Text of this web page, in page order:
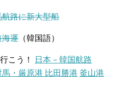
路に新大型船
海運（韓国語）
こう！
日本－韓国航路
馬・厳原港 比田勝港 釜山港